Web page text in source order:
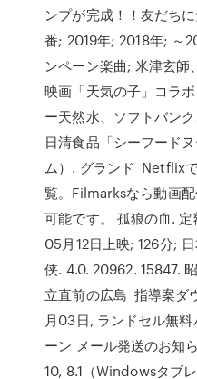
ンプが完成！！友だち
番; 2019年; 2018年; ～
ンペーン楽曲; 米津玄
映画「天気の子」コラ
ー天然水、ソフトバン
日清食品「シーフード
ム）. グランド Netflix
覧。Filmarksなら動画
可能です。 孤狼の血.
05月12日上映; 126分;
侠. 4.0. 20962. 15847.
立直前の広島 指導案ダ
月03日, ランドセル無
ーン メール発送のお知
10, 8.1（Windowsタブ